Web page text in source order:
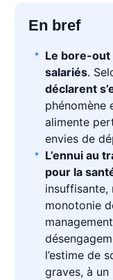
En bref
Le bore-out
salariés.
déclarent
phénomène
alimente
envies de
L’ennui au
pour la
insuffisante,
monotonie
l’estime de
graves, à